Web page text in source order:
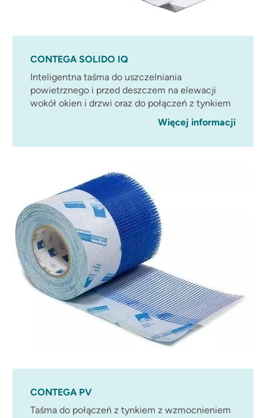
CONTEGA SOLIDO IQ
Inteligentna taśma do uszczelniania
powietrznego i przed deszczem na elewacji
wokół okien i drzwi oraz do połączeń z tynkiem
Więcej informacji
CONTEGA PV
Taśma do połączeń z tynkiem z wzmocnieniem